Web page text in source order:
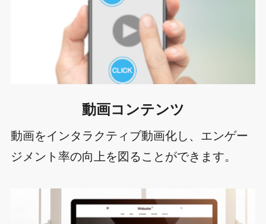
動画コンテンツ
動画をインタラクティブ動画化し、エンゲー
ジメント率の向上を図ることができます。